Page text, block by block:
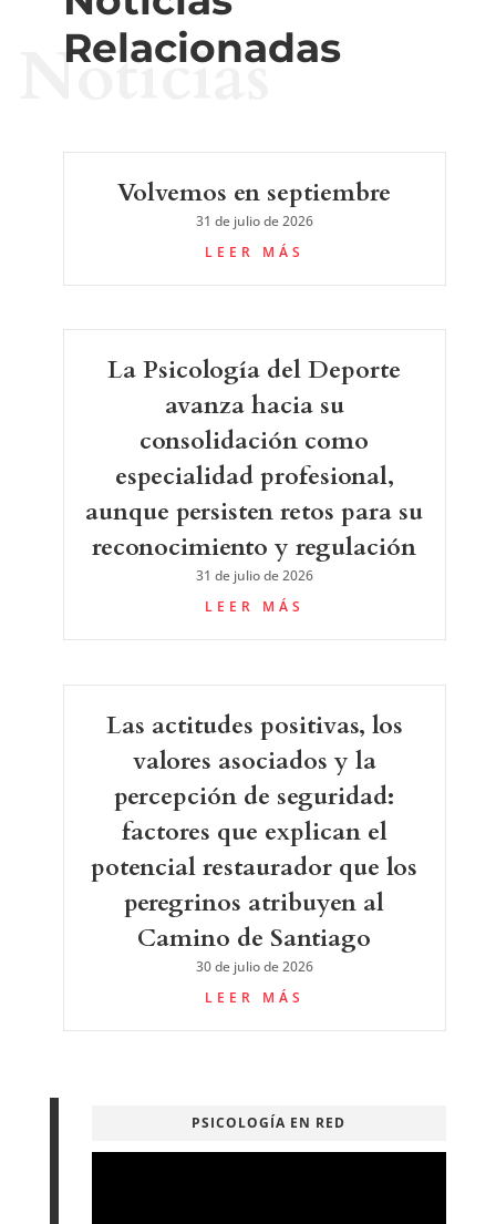
Relacionadas
Noticias
Volvemos en septiembre
31 de julio de 2026
LEER MÁS
La Psicología del Deporte
avanza hacia su
consolidación como
especialidad profesional,
aunque persisten retos para su
reconocimiento y regulación
31 de julio de 2026
LEER MÁS
Las actitudes positivas, los
valores asociados y la
percepción de seguridad:
factores que explican el
potencial restaurador que los
peregrinos atribuyen al
Camino de Santiago
30 de julio de 2026
LEER MÁS
PSICOLOGÍA EN RED